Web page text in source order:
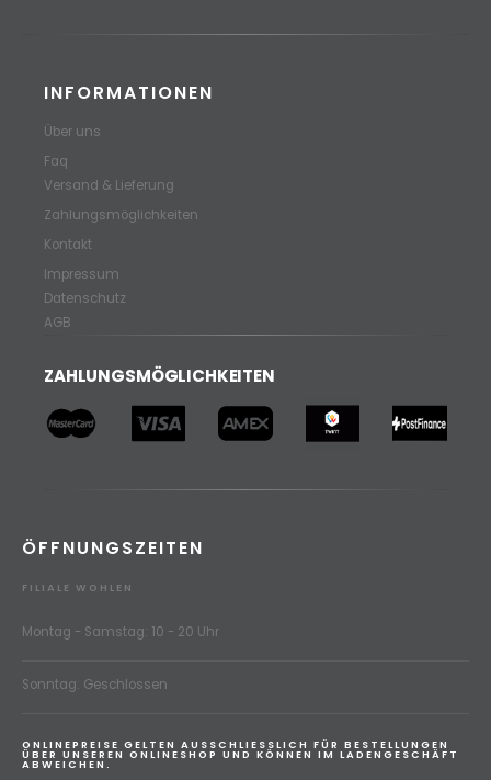
INFORMATIONEN
Über uns
Faq
Versand & Lieferung
Zahlungsmöglichkeiten
Kontakt
Impressum
Datenschutz
AGB
ZAHLUNGSMÖGLICHKEITEN
ÖFFNUNGSZEITEN
FILIALE WOHLEN
Montag - Samstag: 10 - 20 Uhr
Sonntag: Geschlossen
ONLINEPREISE GELTEN AUSSCHLIESSLICH FÜR BESTELLUNGEN
ÜBER UNSEREN ONLINESHOP UND KÖNNEN IM LADENGESCHÄFT
ABWEICHEN.